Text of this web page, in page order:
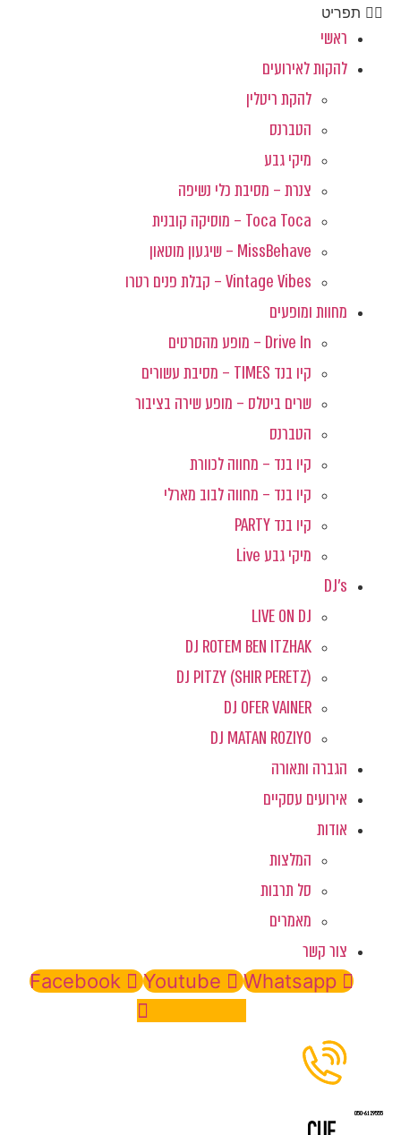
תפריט
ראשי
להקות לאירועים
להקת ריטלין
הטברנס
מיקי גבע
צנרת – מסיבת כלי נשיפה
Toca Toca – מוסיקה קובנית
MissBehave – שיגעון מוטאון
Vintage Vibes – קבלת פנים רטרו
מחוות ומופעים
Drive In – מופע מהסרטים
קיו בנד TIMES – מסיבת עשורים
שרים ביטלס – מופע שירה בציבור
הטברנס
קיו בנד – מחווה לכוורת
קיו בנד – מחווה לבוב מארלי
קיו בנד PARTY
מיקי גבע Live
DJ's
LIVE ON DJ
DJ ROTEM BEN ITZHAK
DJ PITZY (SHIR PERETZ)
DJ OFER VAINER
DJ MATAN ROZIYO
הגברה ותאורה
אירועים עסקיים
אודות
המלצות
סל תרבות
מאמרים
צור קשר
Facebook Youtube
Whatsapp
050-6129555